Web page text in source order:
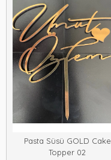
Pasta Süsü GOLD Cake
Topper 02